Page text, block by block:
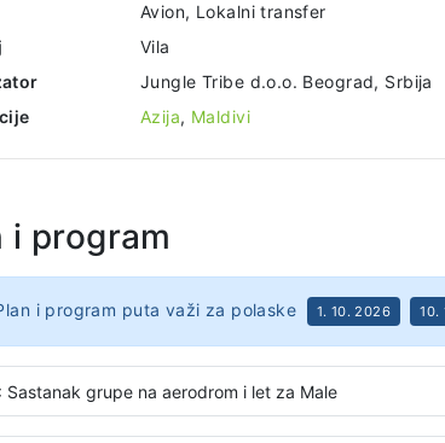
Avion, Lokalni transfer
Vila
Jungle Tribe d.o.o. Beograd, Srbija
Azija, Maldivi
i program
i program puta važi za polaske 1. 10. 2026 10.
Sastanak grupe na aerodrom i let za Male